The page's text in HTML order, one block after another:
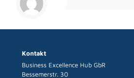
Kontakt
Business Excellence Hub GbR
Bessemerstr. 30